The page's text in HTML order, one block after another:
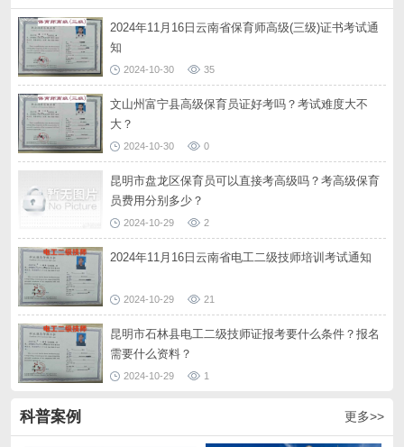
2024年11月16日云南省保育师高级(三级)证书考试通
知
2024-10-30 35
文山州富宁县高级保育员证好考吗？考试难度大不
大？
2024-10-30 0
昆明市盘龙区保育员可以直接考高级吗？考高级保育
员费用分别多少？
2024-10-29 2
2024年11月16日云南省电工二级技师培训考试通知
2024-10-29 21
昆明市石林县电工二级技师证报考要什么条件？报名
需要什么资料？
2024-10-29 1
科普案例 更多>>